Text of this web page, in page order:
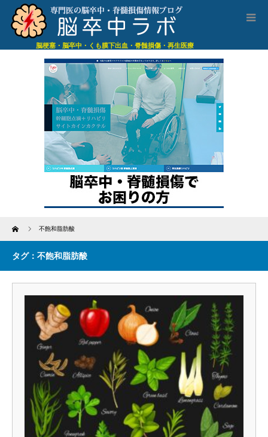
脳梗塞・脳卒中・くも膜下出血・脊髄損傷・再生医療
Home 不飽和脂肪酸
タグ：不飽和脂肪酸